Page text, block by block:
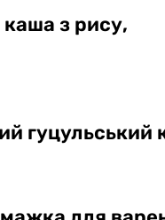
каша з рису,